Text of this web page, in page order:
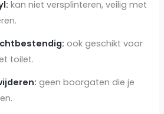
kan niet versplinteren, veilig met
ook geschikt voor
toilet.
geen boorgaten die je